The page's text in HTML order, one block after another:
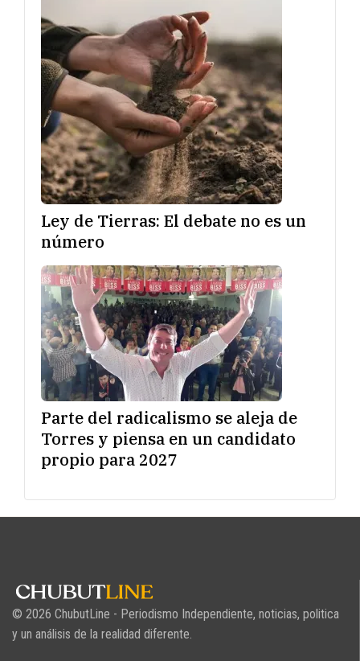
Ley de Tierras: El debate no es un
número
Parte del radicalismo se aleja de
Torres y piensa en un candidato
propio para 2027
© 2026 ChubutLine - Periodismo Independiente, noticias, politica
y un análisis de la realidad diferente.